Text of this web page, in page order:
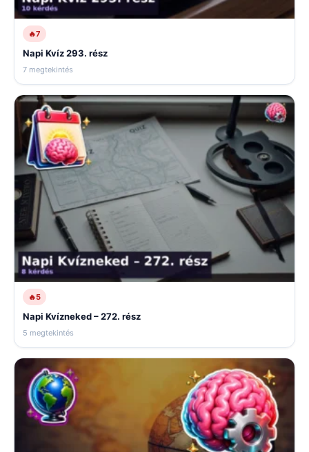
🔥7
Napi Kvíz 293. rész
7 megtekintés
🔥5
Napi Kvízneked – 272. rész
5 megtekintés